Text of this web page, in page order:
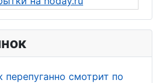
смотрит по